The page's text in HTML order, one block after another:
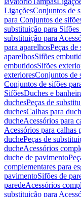
LigaçõesConjuntos de
para Conjuntos de
substituição para
substituição para
para aparelhosPeças
aparelhosSifões
embutidosSifões
exterioresConjuntos de
Conjuntos de sifões
SifõesDuches e
duchesPeças de
duchesCalhas para
ducheAcessórios para
Acessórios para calhas
duchePeças de
ducheAcessórios
duche de pavimento
complementares para
pavimentoSifões de
paredeAcessórios
substituição para